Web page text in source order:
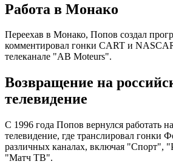
Работа в Монако
Переехав в Монако, Попов создал
комментировал гонки CART и
телеканале "AB Moteurs".
Возвращение на
телевидение
С 1996 года Попов вернулся работать
телевидение, где транслировал гонки
различных каналах, включая
"Матч ТВ".